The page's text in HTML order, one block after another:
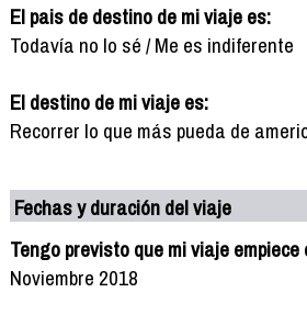
El pais de destino de mi viaje es:
Todavía no lo sé / Me es indiferente
El destino de mi viaje es:
Recorrer lo que más pueda de
Fechas y duración del viaje
Tengo previsto que mi viaje empiece
Noviembre 2018